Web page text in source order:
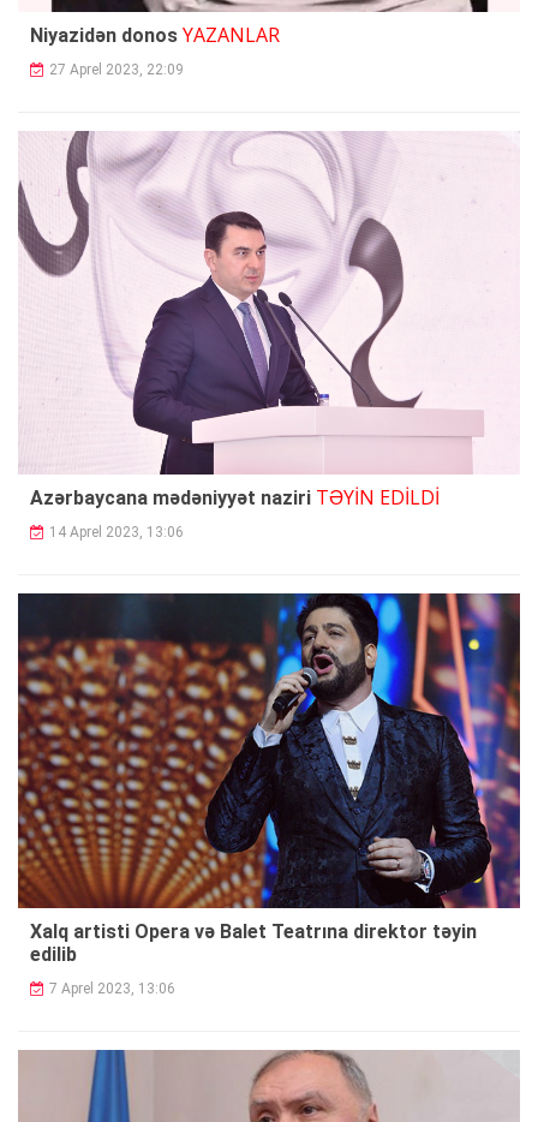
Niyazidən donos YAZANLAR
27 Aprel 2023, 22:09
Azərbaycana mədəniyyət naziri TƏYİN EDİLDİ
14 Aprel 2023, 13:06
Xalq artisti Opera və Balet Teatrına direktor təyin
edilib
7 Aprel 2023, 13:06